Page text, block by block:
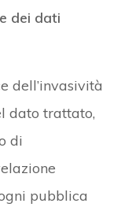
dei dati
dell’invasività
dato trattato,
di
pubblica